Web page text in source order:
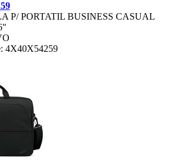
P/ PORTATIL BUSINESS CASUAL
: 4X40X54259